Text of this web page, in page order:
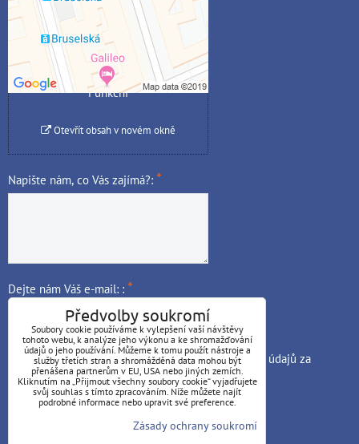
Povolit jednou
Povolit a zapamatovat -
souhlas s druhem cookie:
Funkční
Otevřít obsah v novém okně
Napište nám, co Vás zajímá?: *
Dejte nám Váš e-mail: : *
Odesláním souhlasím sezpracováním osobních údajů za
účelem odeslání odpovědi na moji otázku.*
Odeslat
VŠEOBECNÉ OBCHODNÍ PODMÍNKY
Předvolby soukromí
Soubory cookie používáme k vylepšení vaší návštěvy
tohoto webu, k analýze jeho výkonu a ke shromažďování
údajů o jeho používání. Můžeme k tomu použít nástroje a
služby třetích stran a shromážděná data mohou být
přenášena partnerům v EU, USA nebo jiných zemích.
Kliknutím na „Přijmout všechny soubory cookie“ vyjadřujete
svůj souhlas s tímto zpracováním. Níže můžete najít
podrobné informace nebo upravit své preference.
Zásady ochrany soukromí